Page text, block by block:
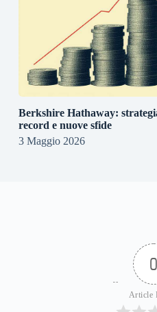
Berkshire Hathaway:
record e nuove sfide
3 Maggio 2026
0
Article